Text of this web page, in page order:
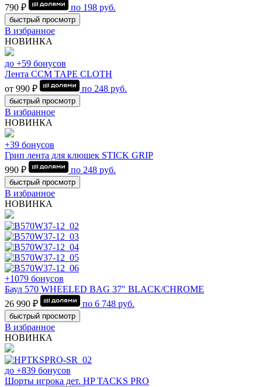
790 ₽
по 198 руб.
быстрый просмотр
В избранное
НОВИНКА
до +59 бонусов
Лента CCM TAPE CLOTH
от 990 ₽
по 248 руб.
быстрый просмотр
В избранное
НОВИНКА
+39 бонусов
Грип лента для клюшек STICK GRIP
990 ₽
по 248 руб.
быстрый просмотр
В избранное
НОВИНКА
+1079 бонусов
Баул 570 WHEELED BAG 37" BLACK/CHROME
26 990 ₽
по 6 748 руб.
быстрый просмотр
В избранное
НОВИНКА
до +839 бонусов
Шорты игрока дет. HP TACKS PRO